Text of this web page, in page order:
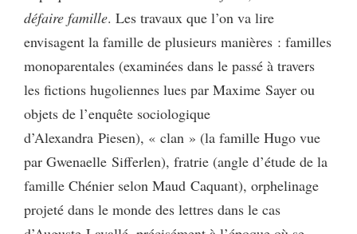
défaire famille. Les travaux que l’on va lire
envisagent la famille de plusieurs manières : familles
monoparentales (examinées dans le passé à travers
les fictions hugoliennes lues par Maxime Sayer ou
objets de l’enquête sociologique
d’Alexandra Piesen), « clan » (la famille Hugo vue
par Gwenaelle Sifferlen), fratrie (angle d’étude de la
famille Chénier selon Maud Caquant), orphelinage
projeté dans le monde des lettres dans le cas